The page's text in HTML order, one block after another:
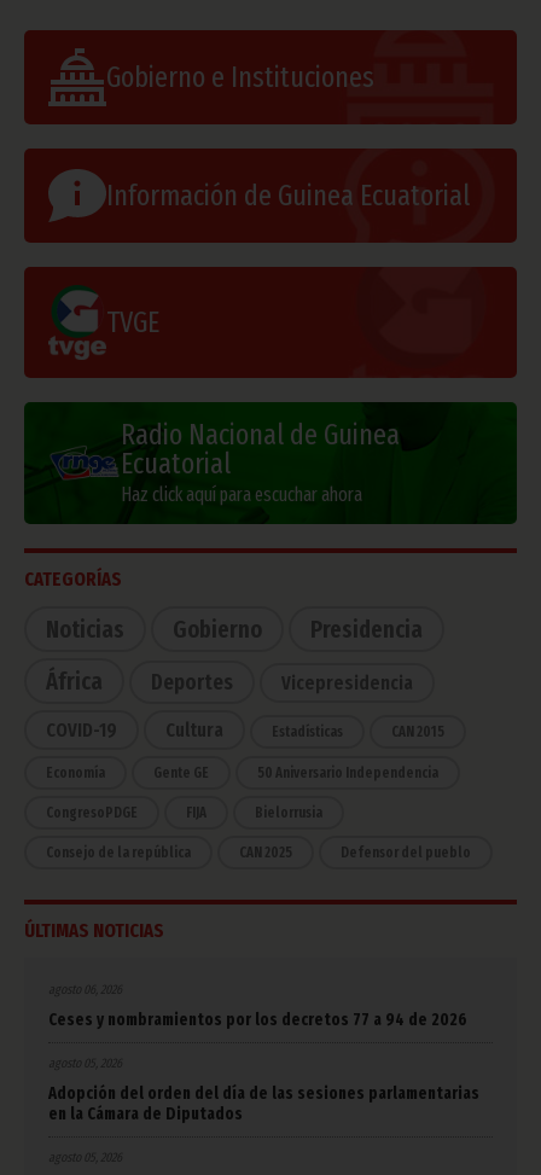
Gobierno e Instituciones
Información de Guinea Ecuatorial
TVGE
Radio Nacional de Guinea
Ecuatorial
Haz click aquí para escuchar ahora
CATEGORÍAS
Noticias Gobierno
Presidencia
África
Deportes Vicepresidencia
COVID-19 Cultura Estadísticas CAN 2015
Economía Gente GE 50 Aniversario Independencia
CongresoPDGE FIJA Bielorrusia
Consejo de la república CAN 2025 Defensor del pueblo
ÚLTIMAS NOTICIAS
agosto 06, 2026
Ceses y nombramientos por los decretos 77 a 94 de 2026
agosto 05, 2026
Adopción del orden del día de las sesiones parlamentarias
en la Cámara de Diputados
agosto 05, 2026